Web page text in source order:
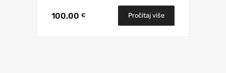
100,00 € Pročitaj više